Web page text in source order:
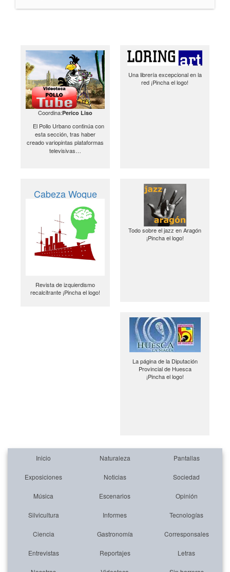
Coordina:Perico Liso
El Pollo Urbano continúa con
esta sección, tras haber
creado variopintas plataformas
televisivas…
Una librería excepcional en la
red ¡Pincha el logo!
Cabeza Woque
Revista de izquierdismo
recalcitrante ¡Pincha el logo!
Todo sobre el jazz en Aragón
¡Pincha el logo!
La página de la Diputación
Provincial de Huesca
¡Pincha el logo!
Inicio Naturaleza Pantallas
Exposiciones Noticias Sociedad
Música Escenarios Opinión
Silvicultura Informes Tecnologías
Ciencia Gastronomía Corresponsales
Entrevistas Reportajes Letras